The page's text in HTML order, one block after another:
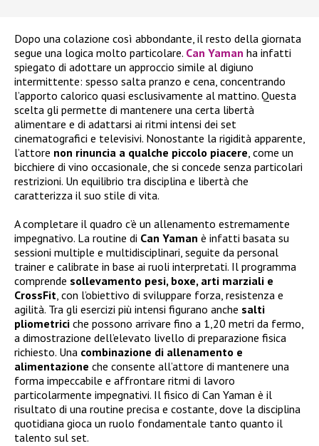
Dopo una colazione così abbondante, il resto della giornata
segue una logica molto particolare. Can Yaman ha infatti
spiegato di adottare un approccio simile al digiuno
intermittente: spesso salta pranzo e cena, concentrando
l’apporto calorico quasi esclusivamente al mattino. Questa
scelta gli permette di mantenere una certa libertà
alimentare e di adattarsi ai ritmi intensi dei set
cinematografici e televisivi. Nonostante la rigidità apparente,
l’attore non rinuncia a qualche piccolo piacere, come un
bicchiere di vino occasionale, che si concede senza particolari
restrizioni. Un equilibrio tra disciplina e libertà che
caratterizza il suo stile di vita.
A completare il quadro c’è un allenamento estremamente
impegnativo. La routine di Can Yaman è infatti basata su
sessioni multiple e multidisciplinari, seguite da personal
trainer e calibrate in base ai ruoli interpretati. Il programma
comprende sollevamento pesi, boxe, arti marziali e
CrossFit, con l’obiettivo di sviluppare forza, resistenza e
agilità. Tra gli esercizi più intensi figurano anche salti
pliometrici che possono arrivare fino a 1,20 metri da fermo,
a dimostrazione dell’elevato livello di preparazione fisica
richiesto. Una combinazione di allenamento e
alimentazione che consente all’attore di mantenere una
forma impeccabile e affrontare ritmi di lavoro
particolarmente impegnativi. Il fisico di Can Yaman è il
risultato di una routine precisa e costante, dove la disciplina
quotidiana gioca un ruolo fondamentale tanto quanto il
talento sul set.